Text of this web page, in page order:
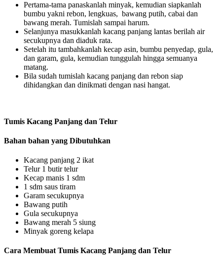
Pertama-tama panaskanlah minyak, kemudian siapkanlah
bumbu yakni rebon, lengkuas, bawang putih, cabai dan
bawang merah. Tumislah sampai harum.
Selanjunya masukkanlah kacang panjang lantas berilah air
secukupnya dan diaduk rata.
Setelah itu tambahkanlah kecap asin, bumbu penyedap, gula,
dan garam, gula, kemudian tunggulah hingga semuanya
matang.
Bila sudah tumislah kacang panjang dan rebon siap
dihidangkan dan dinikmati dengan nasi hangat.
Tumis Kacang Panjang dan Telur
Bahan bahan yang Dibutuhkan
Kacang panjang 2 ikat
Telur 1 butir telur
Kecap manis 1 sdm
1 sdm saus tiram
Garam secukupnya
Bawang putih
Gula secukupnya
Bawang merah 5 siung
Minyak goreng kelapa
Cara Membuat Tumis Kacang Panjang dan Telur